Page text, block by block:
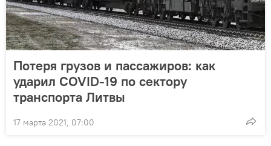
Потеря грузов и пассажиров: как
ударил COVID-19 по сектору
транспорта Литвы
17 марта 2021, 07:00